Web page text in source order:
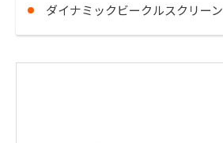
ダイナミックビークルスクリーン